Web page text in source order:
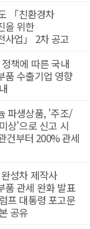
「친환경차
을 위한
사업」 2차 공고
책에 따른 국내
품 수출기업 영향
파생상품, '주조/
상'으로 신고 시
건부터 200% 관세
성차 제작사
품 관세 완화 발표
프 대통령 포고문
공유